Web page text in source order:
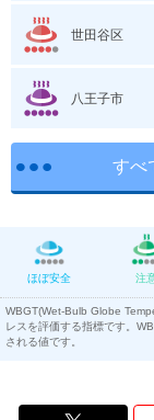
世田谷区
八王子市
すべ
ほぼ安全 注
WBGT(Wet-Bulb Globe
レスを評価する指標です。
される値です。